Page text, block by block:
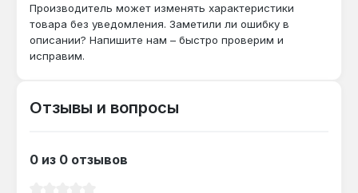
пневмоинструментом?
Нет — головка предназначена только для
ручного инструмента, так как материал CR-V
гайковертов.
Какой размер трещотки нужен для
Производитель может изменять характеристики
товара без уведомления. Заметили ли ошибку в
описании? Напишите нам – быстро проверим и
исправим.
Отзывы и вопросы
0 из 0 отзывов